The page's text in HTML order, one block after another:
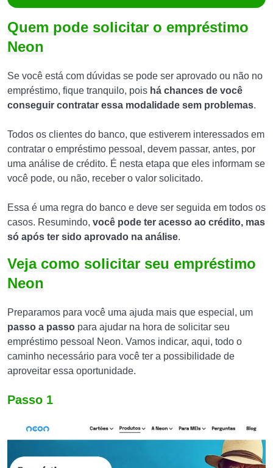
Quem pode solicitar o empréstimo
Neon
Se você está com dúvidas se pode ser aprovado ou não no
empréstimo, fique tranquilo, pois há chances de você
conseguir contratar essa modalidade sem problemas.
Todos os clientes do banco, que estiverem interessados em
contratar o empréstimo pessoal, devem passar, antes, por
uma análise de crédito. É nesta etapa que eles informam se
você pode, ou não, receber o valor solicitado.
Essa é uma regra do banco e deve ser seguida em todos os
casos. Resumindo, você pode ter acesso ao crédito, mas
só após ter sido aprovado na análise.
Veja como solicitar seu empréstimo
Neon
Preparamos para você uma ajuda mais que especial, um
passo a passo para ajudar na hora de solicitar seu
empréstimo pessoal Neon. Vamos indicar, aqui, todo o
caminho necessário para você ter a possibilidade de
aproveitar essa oportunidade.
Passo 1